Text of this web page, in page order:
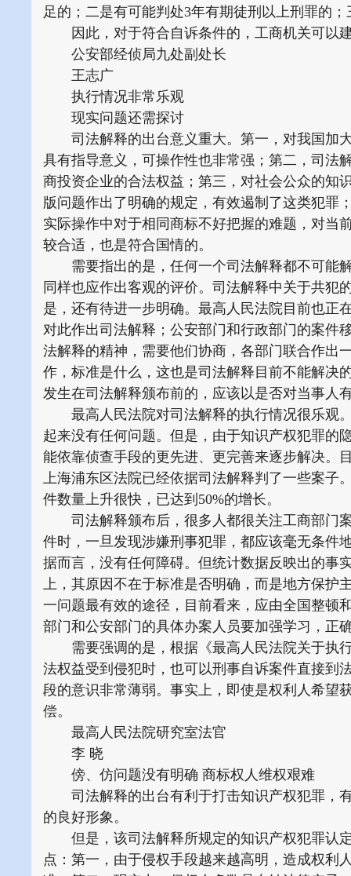
足的；二是有可能判处3年有期徒刑以上刑罪的
因此，对于符合自诉条件的，工商机关可以
公安部经侦局九处副处长
王志广
执行情况非常乐观
现实问题还需探讨
司法解释的出台意义重大。第一，对我国加
具有指导意义，可操作性也非常强；第二，司法
商投资企业的合法权益；第三，对社会公众的知
版问题作出了明确的规定，有效遏制了这类犯罪
实际操作中对于相同商标不好把握的难题，对当
较合适，也是符合国情的。
需要指出的是，任何一个司法解释都不可能
同样也应作出客观的评价。司法解释中关于共犯
是，还有待进一步明确。最高人民法院目前也正
对此作出司法解释；公安部门和行政部门的案件
法解释的精神，需要他们协商，各部门联合作出
作，标准是什么，这也是司法解释目前不能解决
发生在司法解释颁布前的，应该以是否对当事人
最高人民法院对司法解释的执行情况很乐观
起来没有任何问题。但是，由于知识产权犯罪的
能依靠侦查手段的更先进、更完善来逐步解决。
上海浦东区法院已经依据司法解释判了一些案子
件数量上升很快，已达到50%的增长。
司法解释颁布后，很多人都很关注工商部门
件时，一旦发现涉嫌刑事犯罪，都应该毫无条件
据而言，没有任何障碍。但统计数据反映出的事
上，其原因不在于标准是否明确，而是地方保护
一问题最有效的途径，目前看来，应由全国整顿
部门和公安部门的具体办案人员要加强学习，正
需要强调的是，根据《最高人民法院关于执
法权益受到侵犯时，也可以刑事自诉案件直接到
段的意识非常薄弱。事实上，即使是权利人希望
偿。
最高人民法院研究室法官
李 晓
傍、仿问题没有明确 商标权人维权艰难
司法解释的出台有利于打击知识产权犯罪，
的良好形象。
但是，该司法解释所规定的知识产权犯罪认
点：第一，由于侵权手段越来越高明，造成权利